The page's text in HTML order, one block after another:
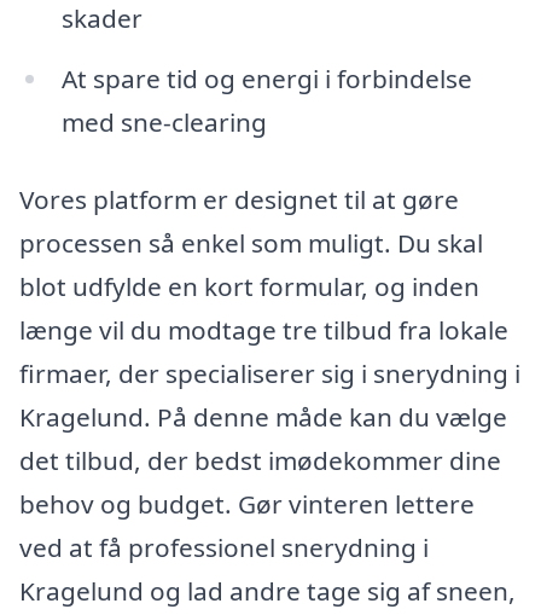
skader
At spare tid og energi i forbindelse
med sne-clearing
Vores platform er designet til at gøre
processen så enkel som muligt. Du skal
blot udfylde en kort formular, og inden
længe vil du modtage tre tilbud fra lokale
firmaer, der specialiserer sig i snerydning i
Kragelund. På denne måde kan du vælge
det tilbud, der bedst imødekommer dine
behov og budget. Gør vinteren lettere
ved at få professionel snerydning i
Kragelund og lad andre tage sig af sneen,